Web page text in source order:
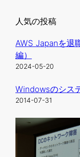
人気の投稿
AWS Japanを退
編）
2024-05-20
Windowsのシス
2014-07-31